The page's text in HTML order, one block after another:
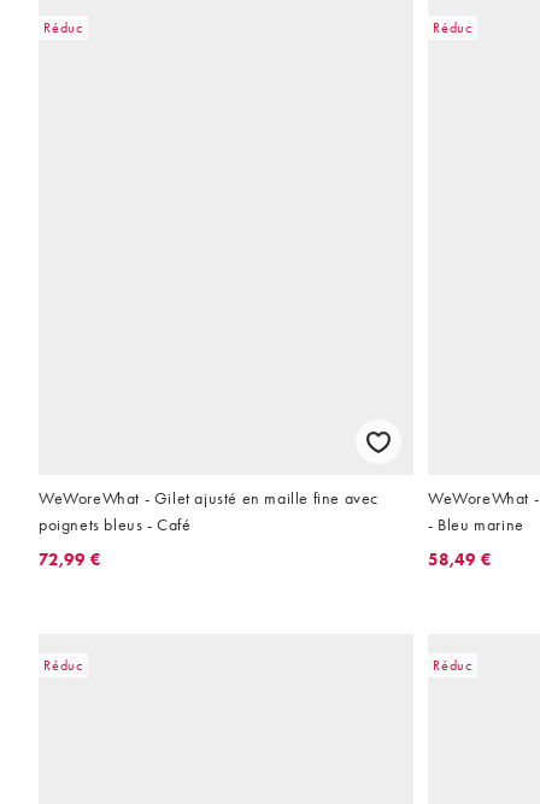
Réduc
WeWoreWhat - Gilet ajusté en maille fine avec
poignets bleus - Café
72,99 €
Réduc
WeWoreWhat
- Bleu marine
58,49 €
Réduc Réduc